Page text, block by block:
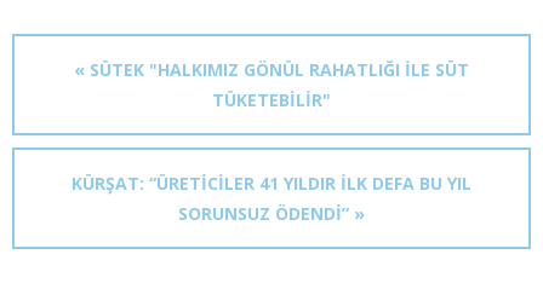
« SÜTEK "HALKIMIZ GÖNÜL RAHATLIĞI ILE SÜT
TÜKETEBILIR"
KÜRŞAT: “ÜRETİCİLER 41 YILDIR İLK DEFA BU YIL
SORUNSUZ ÖDENDİ” »